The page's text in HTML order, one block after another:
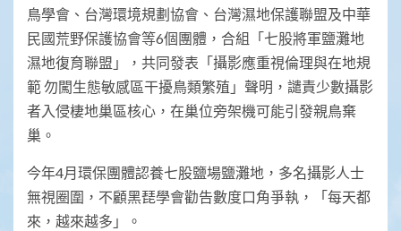
鳥學會、台灣環境規劃協會、台灣濕地保護聯盟及中華
民國荒野保護協會等6個團體，合組「七股將軍鹽灘地
濕地復育聯盟」，共同發表「攝影應重視倫理與在地規
範 勿闖生態敏感區干擾鳥類繁殖」聲明，譴責少數攝影
者入侵棲地巢區核心，在巢位旁架機可能引發親鳥棄
巢。
今年4月環保團體認養七股鹽場鹽灘地，多名攝影人士
無視圈圍，不顧黑琵學會勸告數度口角爭執，「每天都
來，越來越多」。